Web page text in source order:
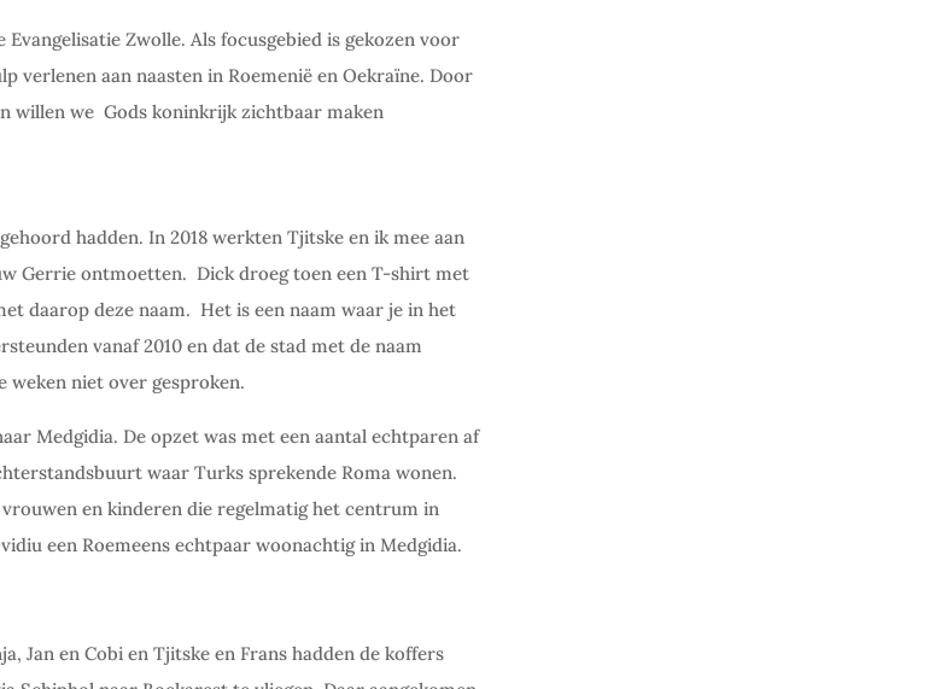
Zwolle. Als focusgebied is gekozen voor
verlenen aan naasten in Roemenië en Oekraïne. Door
willen we Gods koninkrijk zichtbaar maken
hadden. In 2018 werkten Tjitske en ik mee aan
Gerrie ontmoetten. Dick droeg toen een T-shirt met
daarop deze naam. Het is een naam waar je in het
vanaf 2010 en dat de stad met de naam
weken niet over gesproken.
Medgidia. De opzet was met een aantal echtparen af
waar Turks sprekende Roma wonen.
en kinderen die regelmatig het centrum in
een Roemeens echtpaar woonachtig in Medgidia.
Jan en Cobi en Tjitske en Frans hadden de koffers